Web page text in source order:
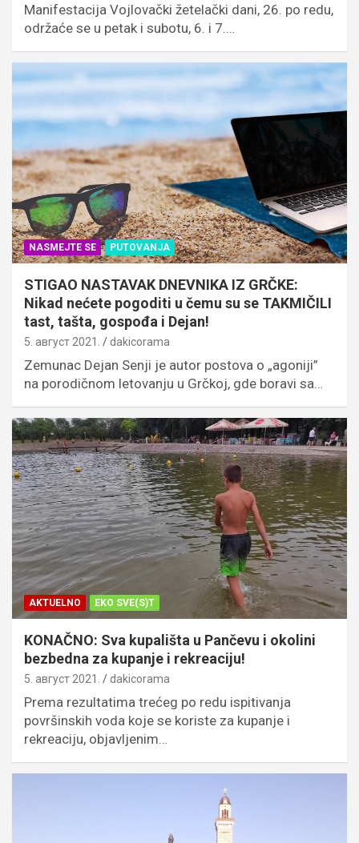
Manifestacija Vojlovački žetelački dani, 26. po redu,
održaće se u petak i subotu, 6. i 7.…
NASMEJTE SE PUTOVANJA
STIGAO NASTAVAK DNEVNIKA IZ GRČKE:
Nikad nećete pogoditi u čemu su se TAKMIČILI
tast, tašta, gospođa i Dejan!
5. август 2021. dakicorama
Zemunac Dejan Senji je autor postova o „agoniji”
na porodičnom letovanju u Grčkoj, gde boravi sa…
AKTUELNO EKO SVE(S)T
KONAČNO: Sva kupališta u Pančevu i okolini
bezbedna za kupanje i rekreaciju!
5. август 2021. dakicorama
Prema rezultatima trećeg po redu ispitivanja
površinskih voda koje se koriste za kupanje i
rekreaciju, objavljenim…